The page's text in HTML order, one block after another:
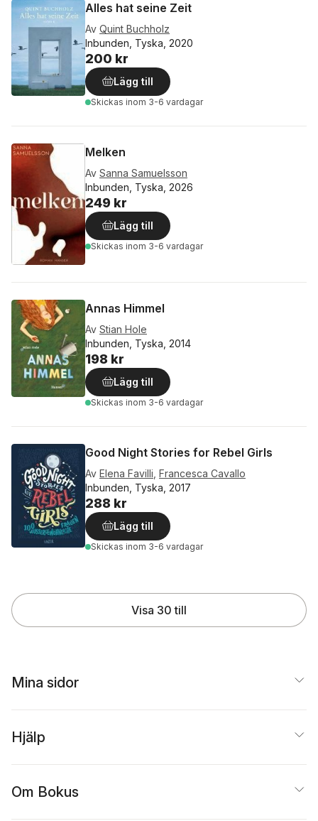
Alles hat seine Zeit
Av Quint Buchholz
Inbunden, Tyska, 2020
200 kr
Lägg till
Skickas inom 3-6 vardagar
Melken
Av Sanna Samuelsson
Inbunden, Tyska, 2026
249 kr
Lägg till
Skickas inom 3-6 vardagar
Annas Himmel
Av Stian Hole
Inbunden, Tyska, 2014
198 kr
Lägg till
Skickas inom 3-6 vardagar
Good Night Stories for Rebel Girls
Av Elena Favilli Francesca Cavallo
Inbunden, Tyska, 2017
288 kr
Lägg till
Skickas inom 3-6 vardagar
Visa 30 till
Mina sidor
Hjälp
Om Bokus